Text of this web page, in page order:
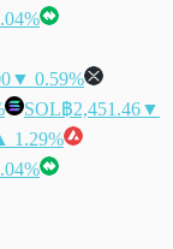
▼ 0.59%
SOL฿2,451.46▼
1.29%